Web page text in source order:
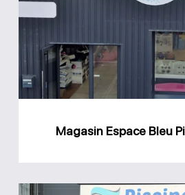
Piscine
et
Spa
Magasin Espace Bleu